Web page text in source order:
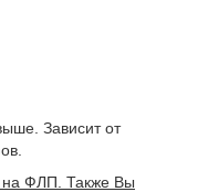
Зависит от
на ФЛП. Также Вы